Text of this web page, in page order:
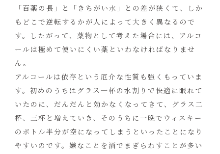
「百薬の長」と「きちがい水」との差が狭くて、しか
もどこで逆転するかが人によって大きく異なるので
す。したがって、薬物として考えた場合には、アルコ
ールは極めて使いにくい薬といわなければなりませ
ん。
アルコールは依存という厄介な性質も強くもっていま
す。初めのうちはグラス一杯の水割りで快適に眠れて
いたのに、だんだんと効かなくなってきて、グラス二
杯、三杯と増えていき、そのうちに一晩でウィスキー
のボトル半分が空になってしまうといったことになり
やすいのです。嫌なことを酒でまぎらわすことが多い